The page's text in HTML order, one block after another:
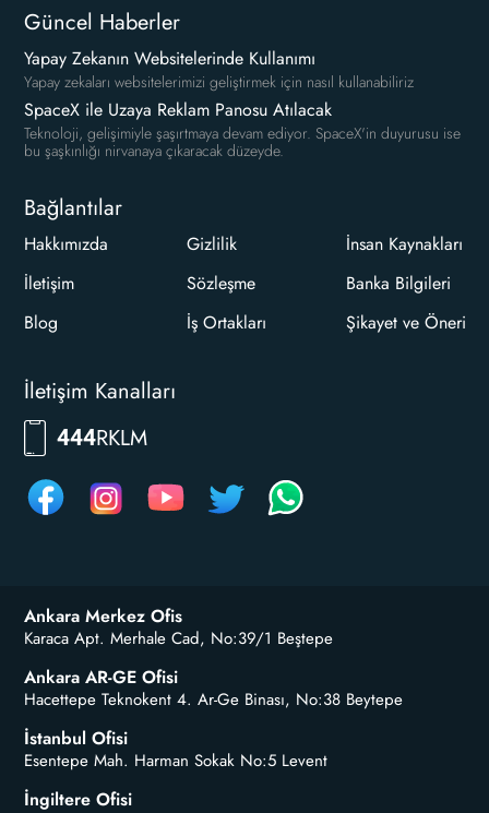
Güncel Haberler
Yapay Zekanın Websitelerinde Kullanımı
Yapay zekaları websitelerimizi geliştirmek için nasıl kullanabiliriz
SpaceX ile Uzaya Reklam Panosu Atılacak
Teknoloji, gelişimiyle şaşırtmaya devam ediyor. SpaceX'in duyurusu ise
bu şaşkınlığı nirvanaya çıkaracak düzeyde.
Bağlantılar
Hakkımızda
İletişim
Blog
Gizlilik
Sözleşme
İş Ortakları
İnsan Kaynakları
Banka Bilgileri
Şikayet ve Öneri
İletişim Kanalları
444RKLM
Ankara Merkez Ofis
Karaca Apt. Merhale Cad, No:39/1 Beştepe
Ankara AR-GE Ofisi
Hacettepe Teknokent 4. Ar-Ge Binası, No:38 Beytepe
İstanbul Ofisi
Esentepe Mah. Harman Sokak No:5 Levent
İngiltere Ofisi